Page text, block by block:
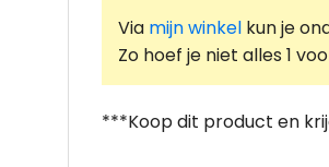
Via mijn winkel kun je
Zo hoef je niet alles 1
***Koop dit product en